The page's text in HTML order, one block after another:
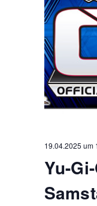
19.04.2025 um
Yu-